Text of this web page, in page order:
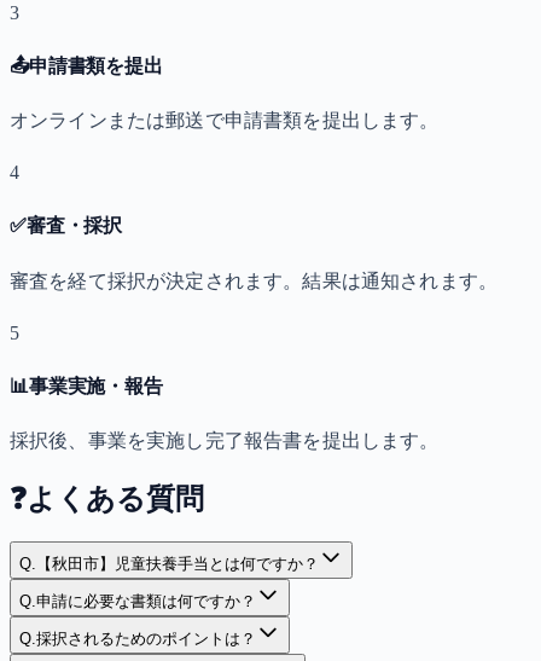
3
📤申請書類を提出
オンラインまたは郵送で申請書類を提出します。
4
✅審査・採択
審査を経て採択が決定されます。結果は通知されます。
5
📊事業実施・報告
採択後、事業を実施し完了報告書を提出します。
❓よくある質問
Q. 【秋田市】児童扶養手当とは何ですか？
Q.申請に必要な書類は何ですか？
Q.採択されるためのポイントは？